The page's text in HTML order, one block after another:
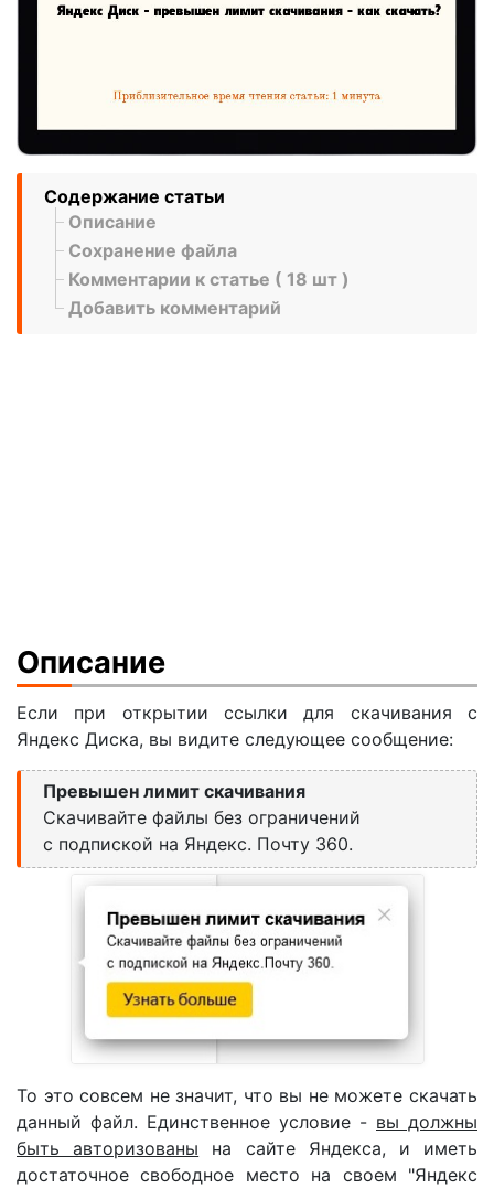
Содержание статьи
Описание
Сохранение файла
Комментарии к статье ( 18 шт )
Добавить комментарий
Описание
Если при открытии ссылки для скачивания с
Яндекс Диска, вы видите следующее сообщение:
Превышен лимит скачивания
Скачивайте файлы без ограничений
с подпиской на Яндекс. Почту 360.
То это совсем не значит, что вы не можете скачать
данный файл. Единственное условие - вы должны
быть авторизованы на сайте Яндекса, и иметь
достаточное свободное место на своем "Яндекс